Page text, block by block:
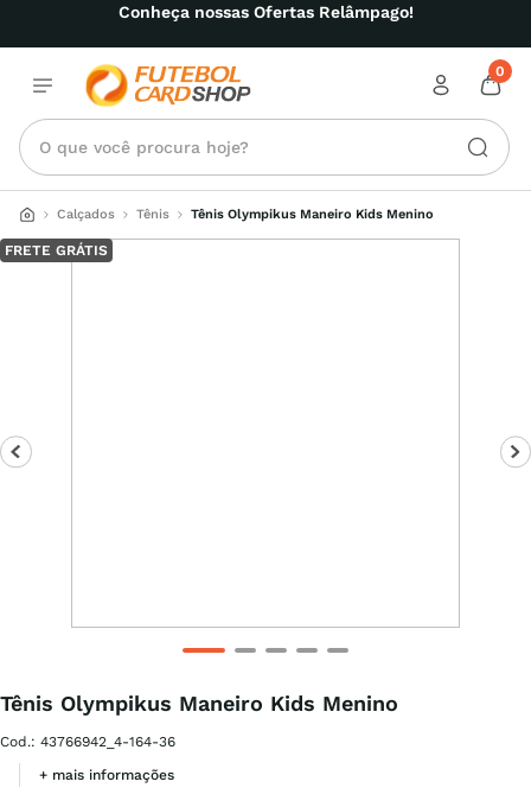
Conheça nossas Ofertas Relâmpago!
0
O que você procura hoje?
Calçados Tênis Tênis Olympikus Maneiro Kids Menino
FRETE GRÁTIS
Tênis Olympikus Maneiro Kids Menino
Cod.: 43766942_4-164-36
+ mais informações